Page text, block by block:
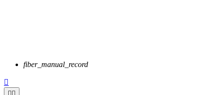
fiber_manual_record

 